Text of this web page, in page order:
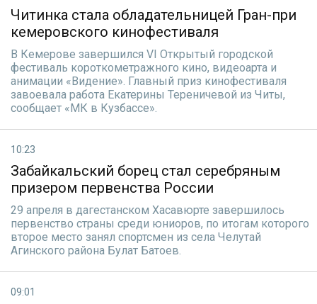
Читинка стала обладательницей Гран-при
кемеровского кинофестиваля
В Кемерове завершился VI Открытый городской
фестиваль короткометражного кино, видеоарта и
анимации «Видение». Главный приз кинофестиваля
завоевала работа Екатерины Тереничевой из Читы,
сообщает «МК в Кузбассе».
10:23
Забайкальский борец стал серебряным
призером первенства России
29 апреля в дагестанском Хасавюрте завершилось
первенство страны среди юниоров, по итогам которого
второе место занял спортсмен из села Челутай
Агинского района Булат Батоев.
09:01